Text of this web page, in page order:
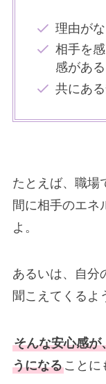
理由が
相手を
感がある
共にあ
たとえば、職場
間に相手のエネ
よ。
あるいは、自分
聞こえてくるよ
そんな安心感が
うになることに